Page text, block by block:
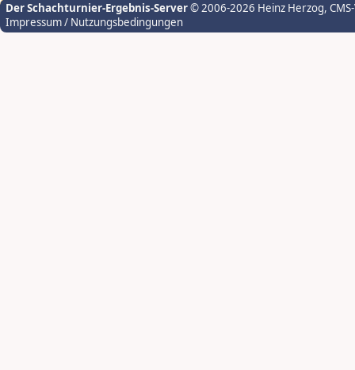
Der Schachturnier-Ergebnis-Server© 2006-2026 Heinz Herzog,
Impressum / Nutzungsbedingungen